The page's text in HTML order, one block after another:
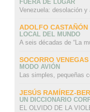
FUERA DE LUGAR
Venezuela: desolación y
ADOLFO CASTAÑÓN
LOCAL DEL MUNDO
A seis décadas de “La
SOCORRO VENEGAS
MODO AVIÓN
Las simples, pequeñas
JESÚS RAMÍREZ-
UN DICCIONARIO
EL OLVIDO DE LA